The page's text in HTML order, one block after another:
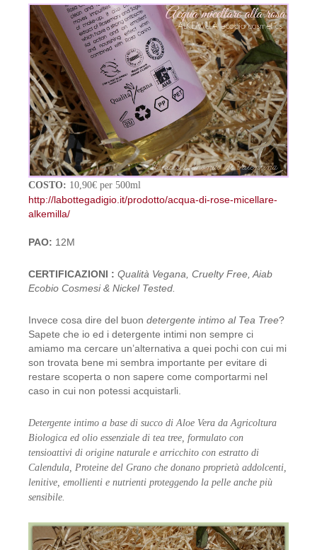
COSTO: 10,90€ per 500ml
http://labottegadigio.it/prodotto/acqua-di-rose-micellare-
alkemilla/
PAO: 12M
CERTIFICAZIONI : Qualità Vegana, Cruelty Free, Aiab
Ecobio Cosmesi & Nickel Tested.
Invece cosa dire del buon detergente intimo al Tea Tree?
Sapete che io ed i detergente intimi non sempre ci
amiamo ma cercare un’alternativa a quei pochi con cui mi
son trovata bene mi sembra importante per evitare di
restare scoperta o non sapere come comportarmi nel
caso in cui non potessi acquistarli.
Detergente intimo a base di succo di Aloe Vera da Agricoltura
Biologica ed olio essenziale di tea tree, formulato con
tensioattivi di origine naturale e arricchito con estratto di
Calendula, Proteine del Grano che donano proprietà addolcenti,
lenitive, emollienti e nutrienti proteggendo la pelle anche più
sensibile.